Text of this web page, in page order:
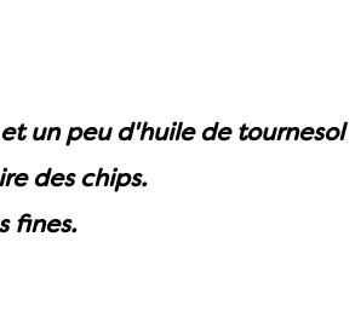
un peu d'huile de tournesol
des chips.
fines.